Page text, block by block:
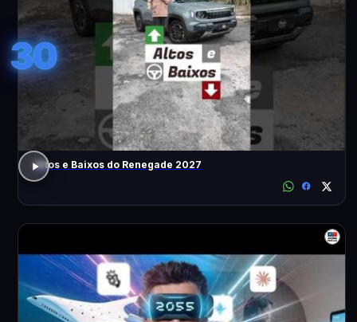
30
Altos e Baixos do Renegade 2027